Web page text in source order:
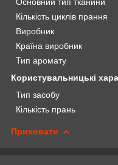
Кількість циклів прання
Виробник
Країна виробник
Тип аромату
Користувальницькі
Тип засобу
Кількість прань
Приховати